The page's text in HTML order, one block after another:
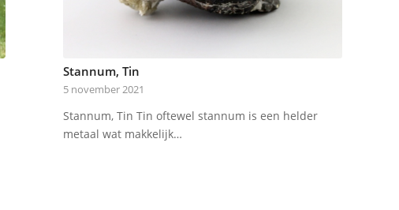
Stannum, Tin
5 november 2021
Stannum, Tin Tin oftewel stannum is een helder
metaal wat makkelijk…